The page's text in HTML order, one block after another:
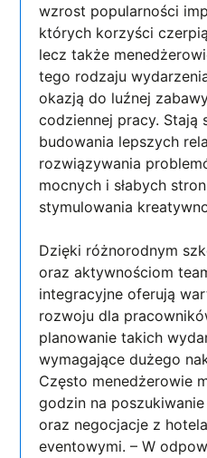
wzrost popularności
których korzyści
lecz także
tego rodzaju
okazją do luźnej
codziennej pracy. Stają
budowania lepszych
rozwiązywania
mocnych i słabych
stymulowania
Dzięki różnorodnym
oraz aktywnościom
integracyjne oferują
rozwoju dla
planowanie takich
wymagające dużego
Często menedżerowie
godzin na
oraz negocjacje z
eventowymi. – W